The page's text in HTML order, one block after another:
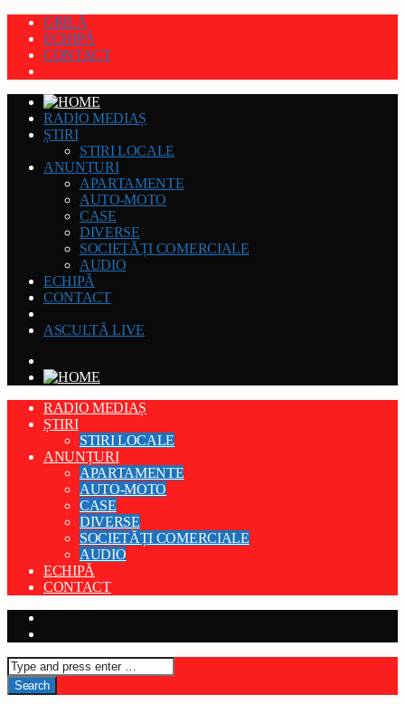
GRILĂ
ECHIPĂ
CONTACT
RADIO MEDIAȘ
ȘTIRI
STIRI LOCALE
ANUNȚURI
APARTAMENTE
AUTO-MOTO
CASE
DIVERSE
SOCIETĂȚI COMERCIALE
AUDIO
ECHIPĂ
CONTACT
ASCULTĂ LIVE
RADIO MEDIAȘ
ȘTIRI
STIRI LOCALE
ANUNȚURI
APARTAMENTE
AUTO-MOTO
CASE
DIVERSE
SOCIETĂȚI COMERCIALE
AUDIO
ECHIPĂ
CONTACT